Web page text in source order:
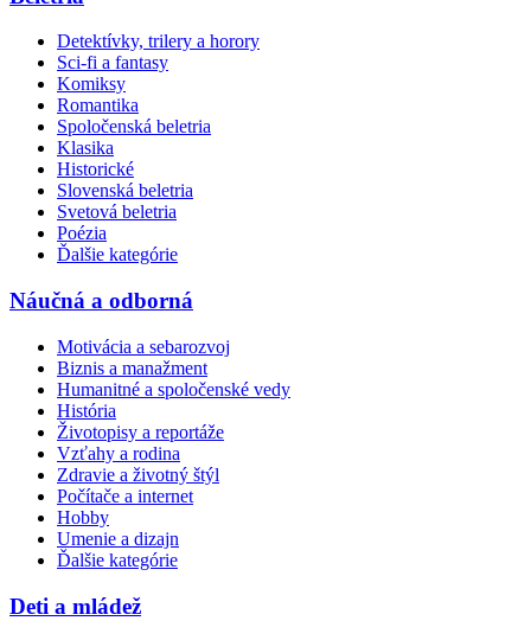
Detektívky, trilery a horory
Sci-fi a fantasy
Komiksy
Romantika
Spoločenská beletria
Klasika
Historické
Slovenská beletria
Svetová beletria
Poézia
Ďalšie kategórie
Náučná a odborná
Motivácia a sebarozvoj
Biznis a manažment
Humanitné a spoločenské vedy
História
Životopisy a reportáže
Vzťahy a rodina
Zdravie a životný štýl
Počítače a internet
Hobby
Umenie a dizajn
Ďalšie kategórie
Deti a mládež